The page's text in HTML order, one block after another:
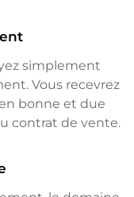
simplement
Vous recevrez
bonne et due
contrat de vente.